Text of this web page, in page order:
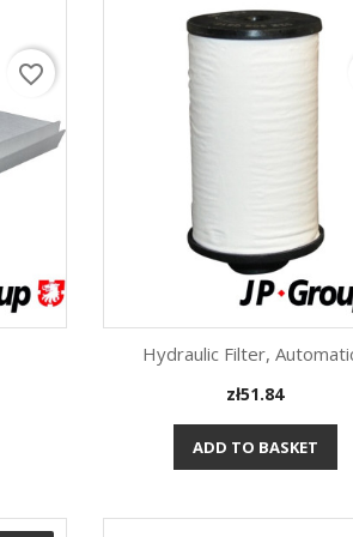
favorite_border
Quick view
Hydraulic Filter,
Price
zł51.84
ADD TO BASKET